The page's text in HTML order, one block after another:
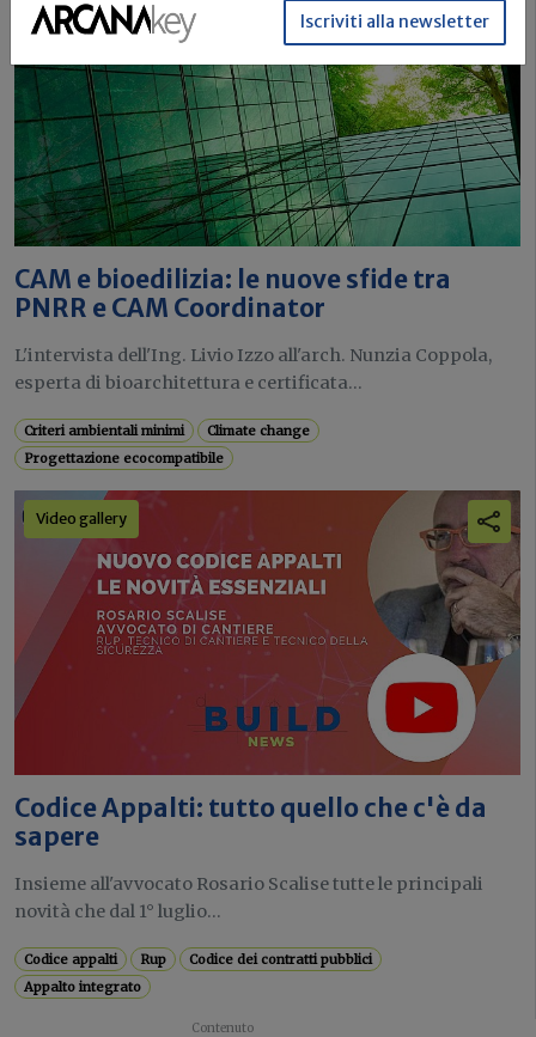
CAM e bioedilizia: le nuove sfide tra
PNRR e CAM Coordinator
L'intervista dell'Ing. Livio Izzo all'arch. Nunzia Coppola,
esperta di bioarchitettura e certificata...
Criteri ambientali minimi
Climate change
Progettazione ecocompatibile
Video gallery
Codice Appalti: tutto quello che c'è da
sapere
Insieme all'avvocato Rosario Scalise tutte le principali
novità che dal 1° luglio...
Codice appalti Rup
Codice dei contratti pubblici
Appalto integrato
Iscriviti alla newsletter